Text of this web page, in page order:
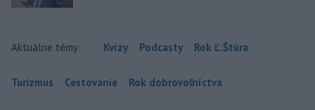
Aktuálne témy: Kvízy Podcasty Rok Ľ.Štúra
Turizmus Cestovanie Rok dobrovoľníctva